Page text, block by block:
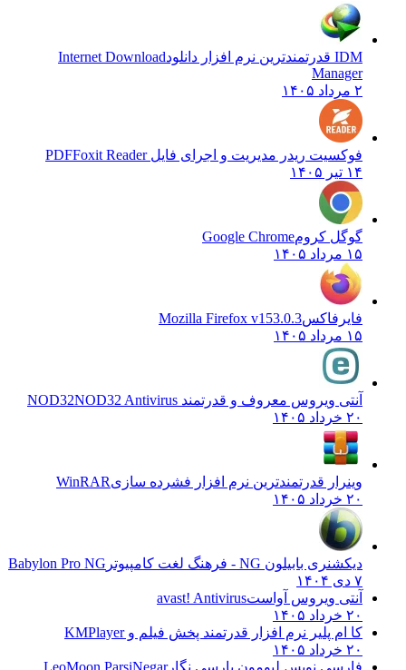
IDM قدرتمندترین نرم افزار دانلود
Internet Download
Manager
۲ مرداد ۱۴۰۵
فوکسیت ریدر مدیریت و اجرای فایل PDFFoxit Reader
۱۴ تیر ۱۴۰۵
گوگل کرومGoogle Chrome
۱۵ مرداد ۱۴۰۵
فایرفاکسMozilla Firefox v153.0.3
۱۵ مرداد ۱۴۰۵
آنتی ویروس معروف و قدرتمند NOD32 NOD32 Antivirus
۲۰ خرداد ۱۴۰۵
وینرار قدرتمندترین نرم افزار فشرده سازیWinRAR
۲۰ خرداد ۱۴۰۵
دیکشنری بابیلون NG - فرهنگ لغت کامپیوتر
Babylon Pro NG
۷ دی ۱۴۰۴
آنتی ویروس آواستavast! Antivirus
۲۰ خرداد ۱۴۰۵
کا ام پلیر نرم افزار قدرتمند پخش فیلم وKMPlayer
۲۰ خرداد ۱۴۰۵